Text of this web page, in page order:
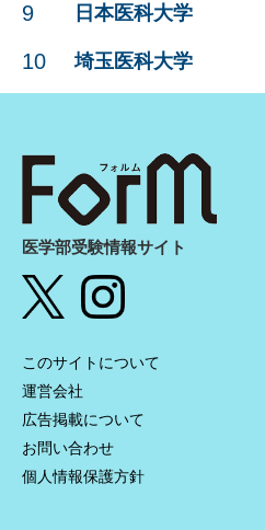
9 日本医科大学
10 埼玉医科大学
医学部受験情報サイト
このサイトについて
運営会社
広告掲載について
お問い合わせ
個人情報保護方針